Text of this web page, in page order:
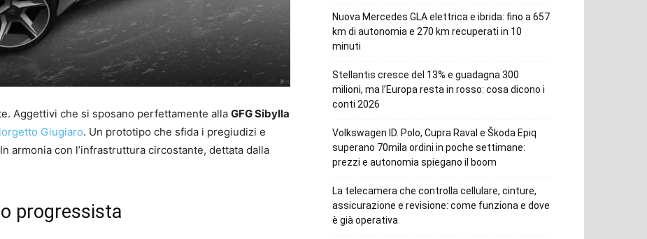
Aggettivi che si sposano perfettamente alla GFG Sibylla
Giugiaro. Un prototipo che sfida i pregiudizi e
armonia con l’infrastruttura circostante, dettata dalla
progressista
Nuova Mercedes GLA elettrica e ibrida: fino a 657
km di autonomia e 270 km recuperati in 10
minuti
Stellantis cresce del 13% e guadagna 300
milioni, ma l’Europa resta in rosso: cosa dicono i
conti 2026
Volkswagen ID. Polo, Cupra Raval e Škoda Epiq
superano 70mila ordini in poche settimane:
prezzi e autonomia spiegano il boom
La telecamera che controlla cellulare, cinture,
assicurazione e revisione: come funziona e dove
è già operativa